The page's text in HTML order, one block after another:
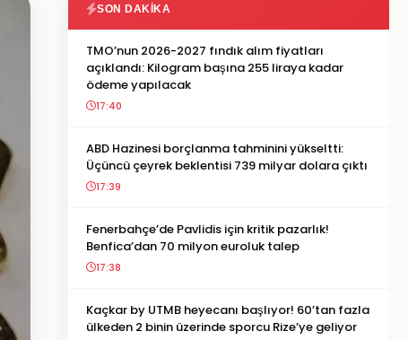
SON DAKIKA
TMO’nun 2026-2027 fındık alım fiyatları
açıklandı: Kilogram başına 255 liraya kadar
ödeme yapılacak
17:40
ABD Hazinesi borçlanma tahminini yükseltti:
Üçüncü çeyrek beklentisi 739 milyar dolara çıktı
17:39
Fenerbahçe’de Pavlidis için kritik pazarlık!
Benfica’dan 70 milyon euroluk talep
17:38
Kaçkar by UTMB heyecanı başlıyor! 60’tan fazla
ülkeden 2 binin üzerinde sporcu Rize’ye geliyor